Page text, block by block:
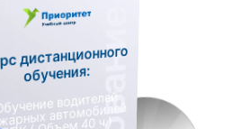
дистанционного
обучения:
водителей
автомобилей